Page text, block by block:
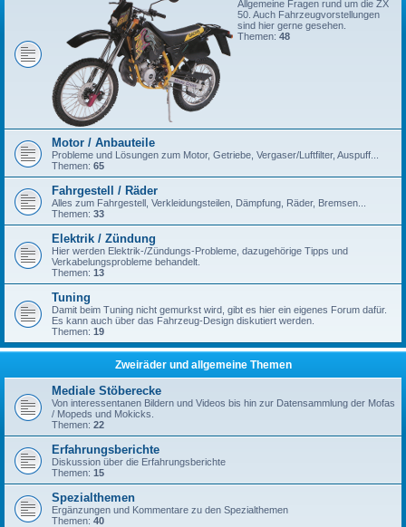
Allgemeine Fragen rund um die ZX
50. Auch Fahrzeugvorstellungen
sind hier gerne gesehen.
Themen: 48
Motor / Anbauteile
Probleme und Lösungen zum Motor, Getriebe, Vergaser/Luftfilter, Auspuff...
Themen: 65
Fahrgestell / Räder
Alles zum Fahrgestell, Verkleidungsteilen, Dämpfung, Räder, Bremsen...
Themen: 33
Elektrik / Zündung
Hier werden Elektrik-/Zündungs-Probleme, dazugehörige Tipps und
Verkabelungsprobleme behandelt.
Themen: 13
Tuning
Damit beim Tuning nicht gemurkst wird, gibt es hier ein eigenes Forum dafür.
Es kann auch über das Fahrzeug-Design diskutiert werden.
Themen: 19
Zweiräder und allgemeine Themen
Mediale Stöberecke
Von interessentanen Bildern und Videos bis hin zur Datensammlung der Mofas
/ Mopeds und Mokicks.
Themen: 22
Erfahrungsberichte
Diskussion über die Erfahrungsberichte
Themen: 15
Spezialthemen
Ergänzungen und Kommentare zu den Spezialthemen
Themen: 40